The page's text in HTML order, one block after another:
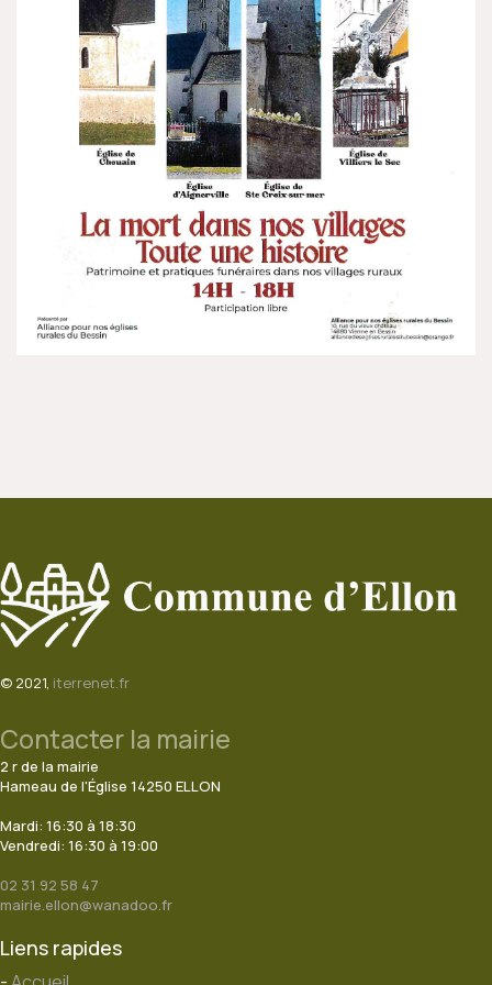
© 2021, iterrenet.fr
Contacter la mairie
2 r de la mairie
Hameau de l'Église 14250 ELLON
Mardi: 16:30 à 18:30
Vendredi: 16:30 à 19:00
02 31 92 58 47
mairie.ellon@wanadoo.fr
Liens rapides